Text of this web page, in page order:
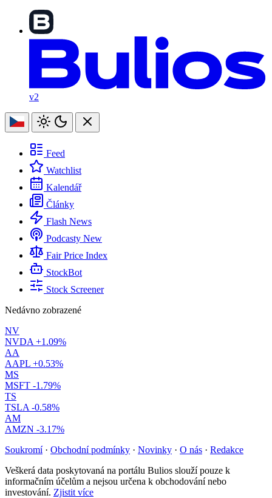
v2
Feed
Watchlist
Kalendář
Články
Flash News
Podcasty New
Fair Price Index
StockBot
Stock Screener
Nedávno zobrazené
NV
NVDA +1.09%
AA
AAPL +0.53%
MS
MSFT -1.79%
TS
TSLA -0.58%
AM
AMZN -3.17%
Soukromí · Obchodní podmínky · Novinky · O nás · Redakce
Veškerá data poskytovaná na portálu Bulios slouží pouze k
informačním účelům a nejsou určena k obchodování nebo
investování. Zjistit více